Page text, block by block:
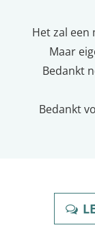
Het zal een
Maar
Bedankt
Bedankt